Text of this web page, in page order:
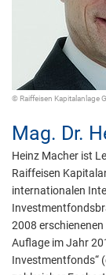
© Raiffeisen Kapitalanlage
Mag. Dr.
Heinz Macher ist
Raiffeisen
internationalen
2008
Auflage im Jahr
Investmentfonds“